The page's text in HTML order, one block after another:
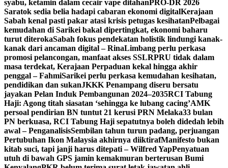
syabu, ketamin dalam cecair vape ditahanPRO-DR 2026
Saratok sedia belia hadapi cabaran ekonomi digitalKerajaan
Sabah kenal pasti pakar atasi krisis petugas kesihatanPelbagai
kemudahan di Sarikei bakal dipertingkat, ekonomi baharu
turut diterokaSabah fokus pendekatan holistik lindungi kanak-
kanak dari ancaman digital – RinaLimbang perlu perkasa
promosi pelancongan, manfaat akses SSLRPRU tidak dalam
masa terdekat, Kerajaan Perpaduan kekal hingga akhir
penggal – FahmiSarikei perlu perkasa kemudahan kesihatan,
pendidikan dan sukanJKKK Penampang diseru bersatu
jayakan Pelan Induk Pembangunan 2024–2035RCI Tabung
Haji: Agong titah siasatan ‘sehingga ke lubang cacing’AMK
persoal pendirian BN tuntut 21 kerusi PRN Melaka33 bulan
PN berkuasa, RCI Tabung Haji sepatutnya boleh didedah lebih
awal – PenganalisisSembilan tahun turun padang, perjuangan
Pertubuhan Ikon Malaysia akhirnya diiktirafManifesto bukan
kitab suci, tapi janji harus ditepati – Wilfred YapPenyatuan
utuh di bawah GPS jamin kemakmuran berterusan Bumi